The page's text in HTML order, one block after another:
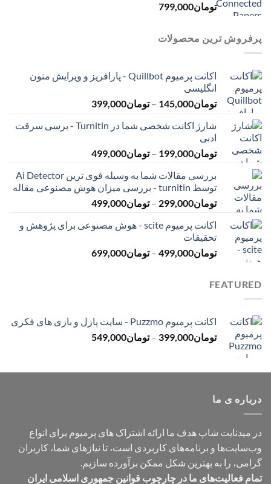
تومان799,000
پرفروش ترین محصولات
اکانت پرمیوم Quillbot - پارافریز و ویرایش متون
انگلیسی
تومان145,000
– تومان399,000
تومان145,000
تومان399,000
شارژ اکانت شخصی شما در Turnitin - برسی سرقت
ادبی
تومان199,000
– تومان499,000محدوده
تومان199,000
تا
تومان499,000
بررسی مقالات شما به وسیله قوی ترین Ai Detector
توسط turnitin - بررسی میزان هوش مصنوعی مقاله
تومان299,000
– تومان499,000محدوده
تومان299,000
تومان499,000
اکانت پرمیوم scite - هوش مصنوعی برای پژوهش و
تحقیقات
تومان499,000
– تومان699,000محدوده
FEATURED
اکانت پرمیوم Puzzmo - سایت پازل و بازی های فکری
تومان399,000
– تومان549,000
تا
درباره ی ما
در میدنایت شاپ هدف ما ارائه اشتراک های پرمیوم برای انواع
وب‌سایت‌ها و برنامه‌های کاربردی است، تا نیازهای شما، کاربران
گرامی، را به بهترین شکل ممکن برآورده سازیم.
تمام فعالیت‌های ما در چارچوب قوانین جمهوری اسلامی ایران